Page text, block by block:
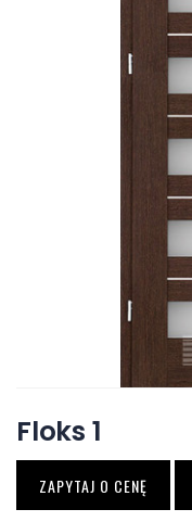
Floks 1
ZAPYTAJ O CENĘ